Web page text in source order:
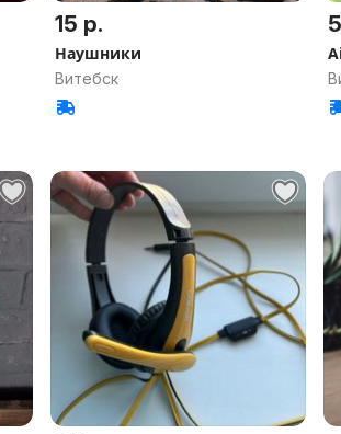
15 р.
Наушники
Витебск